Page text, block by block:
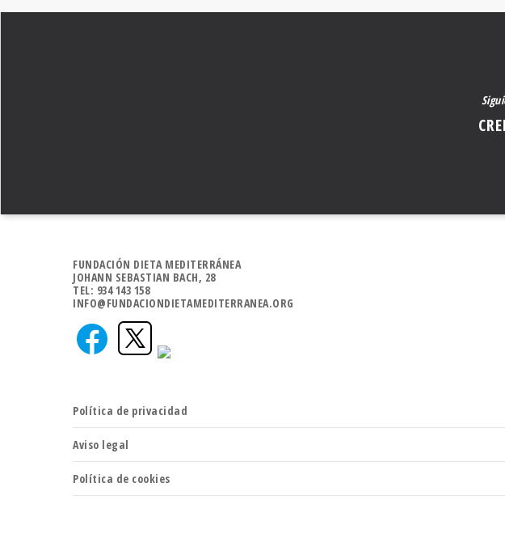
FUNDACIÓN DIETA MEDITERRÁNEA
JOHANN SEBASTIAN BACH, 28
TEL: 934 143 158
INFO@FUNDACIONDIETAMEDITERRANEA.ORG
Política de privacidad
Aviso legal
Política de cookies